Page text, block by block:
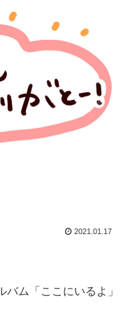
2021.01.17
ム「ここにいるよ」